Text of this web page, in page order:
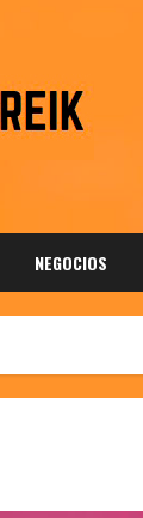
NEGOCIOS